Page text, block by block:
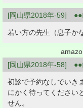
[岡山県2018年-59]
若い方の先生（息子か
[岡山県2018年-58]
初診で予約なしでいき
にかく待ってください
せん。